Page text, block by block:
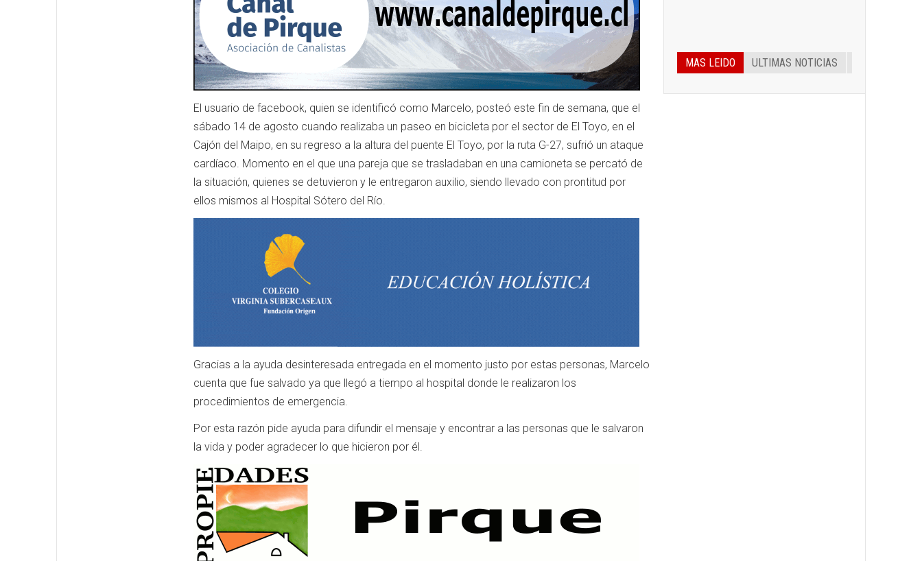
El usuario de facebook, quien se identificó como Marcelo, posteó este fin de semana, que el
sábado 14 de agosto cuando realizaba un paseo en bicicleta por el sector de El Toyo, en el
Cajón del Maipo, en su regreso a la altura del puente El Toyo, por la ruta G-27, sufrió un ataque
cardíaco. Momento en el que una pareja que se trasladaban en una camioneta se percató de
la situación, quienes se detuvieron y le entregaron auxilio, siendo llevado con prontitud por
ellos mismos al Hospital Sótero del Río.
Gracias a la ayuda desinteresada entregada en el momento justo por estas personas, Marcelo
cuenta que fue salvado ya que llegó a tiempo al hospital donde le realizaron los
procedimientos de emergencia.
Por esta razón pide ayuda para difundir el mensaje y encontrar a las personas que le salvaron
la vida y poder agradecer lo que hicieron por él.
MAS LEIDO ULTIMAS NOTICIAS